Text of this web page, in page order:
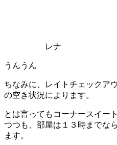
レナ
うんうん
ちなみに、レイトチェックア
の空き状況によります。
とは言ってもコーナースイー
つつも、部屋は１３時までな
ます。